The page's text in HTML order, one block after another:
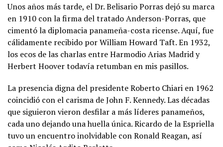
Unos años más tarde, el Dr. Belisario Porras dejó su marca
en 1910 con la firma del tratado Anderson-Porras, que
cimentó la diplomacia panameña-costa ricense. Aquí, fue
cálidamente recibido por William Howard Taft. En 1932,
los ecos de las charlas entre Harmodio Arias Madrid y
Herbert Hoover todavía retumban en mis pasillos.
La presencia digna del presidente Roberto Chiari en 1962
coincidió con el carisma de John F. Kennedy. Las décadas
que siguieron vieron desfilar a más líderes panameños,
cada uno dejando una huella única. Ricardo de la Espriella
tuvo un encuentro inolvidable con Ronald Reagan, así